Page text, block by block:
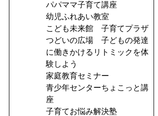
パパママ子育て講座
幼児ふれあい教室
こども未来館 子育てプラザ
つどいの広場 子どもの発達
に働きかけるリトミックを体
験しよう
家庭教育セミナー
青少年センターちょこっと講
座
子育てお悩み解決塾